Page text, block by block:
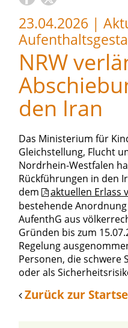
23.04.2026 |
NRW
den Iran
Das Ministerium für
Gleichstellung, Flucht
Nordrhein-Westfalen
Rückführungen in den
dem
aktuellen Erlass
bestehende Anordnung
AufenthG aus
Gründen bis zum
Regelung
Personen, die schwere
oder als
Zurück zur